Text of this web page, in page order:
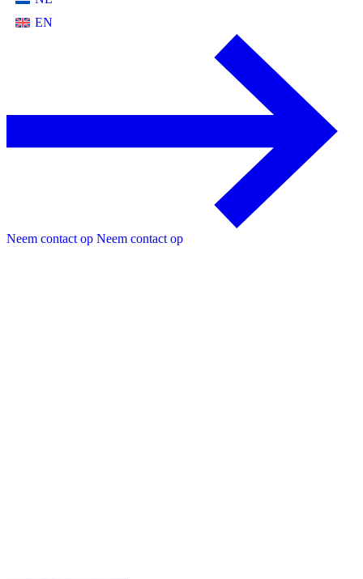
EN
Neem contact op Neem contact op